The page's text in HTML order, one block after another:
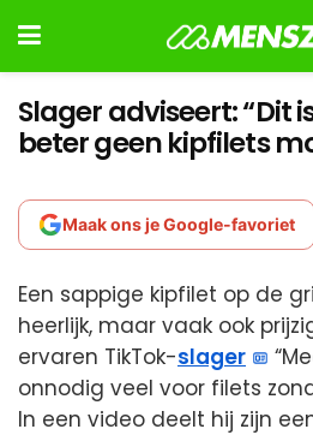
Slager adviseert: “Dit
beter geen kipfilets
Maak ons je Google-favoriet
Een sappige kipfilet op de
heerlijk, maar vaak ook
ervaren TikTok-slager
onnodig veel voor filets
In een video deelt hij zijn